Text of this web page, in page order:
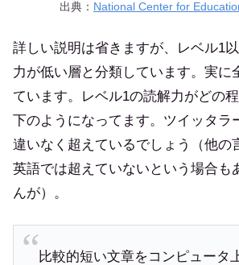
出典： National Center for
詳しい説明は省きますが、レベル1
力が低い層と分類しています。実に
ています。レベル1の読解力がどの
下のようになってます。ツイッタラ
違いなく超えているでしょう（他の
英語では超えていないという場合も
んが）。
比較的短い文章をコンピュータ